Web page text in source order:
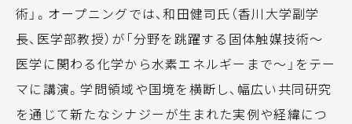
術」。オープニングでは、和田健司氏（香川大学副学
長、医学部教授）が「分野を跳躍する固体触媒技術～
医学に関わる化学から水素エネルギーまで～」をテー
マに講演。学問領域や国境を横断し、幅広い共同研究
を通じて新たなシナジーが生まれた実例や経緯につ